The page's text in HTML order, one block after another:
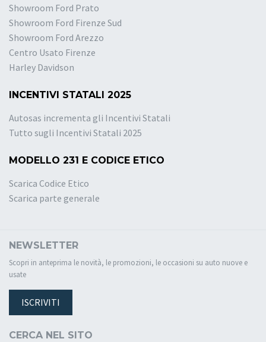
Showroom Ford Prato
Showroom Ford Firenze Sud
Showroom Ford Arezzo
Centro Usato Firenze
Harley Davidson
INCENTIVI STATALI 2025
Autosas incrementa gli Incentivi Statali
Tutto sugli Incentivi Statali 2025
MODELLO 231 E CODICE ETICO
Scarica Codice Etico
Scarica parte generale
NEWSLETTER
Scopri in anteprima le novità, le promozioni, le occasioni su auto nuove e
usate
ISCRIVITI
CERCA NEL SITO